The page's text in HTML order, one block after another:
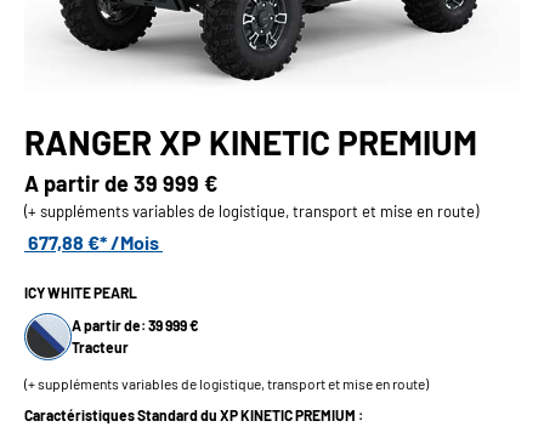
RANGER XP KINETIC PREMIUM
A partir de39 999 €
(+ suppléments variables de logistique, transport et mise en route)
677,88 €* /Mois
ICY WHITE PEARL
A partir de: 39 999 €
Tracteur
(+ suppléments variables de logistique, transport et mise en route)
Caractéristiques Standard du XP KINETIC PREMIUM :